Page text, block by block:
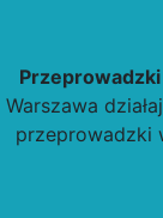
Warszawa
przeprowadzki